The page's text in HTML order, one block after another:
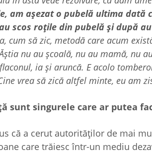
am așezat o pubelă ultima dată
scos roțile din pubelă și după
cum să zic, metodă care acum
nu au școală, nu au mamă, nu
ia și aruncă. E acolo
vrea să zică altfel minte, eu am
sunt singurele care ar putea
că a cerut autorităților de mai
care trăiesc într-un mediu